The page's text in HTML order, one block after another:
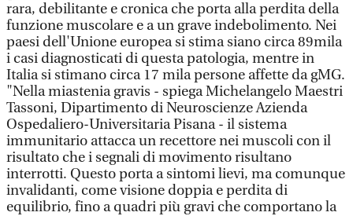
rara, debilitante e cronica che porta alla perdita della
funzione muscolare e a un grave indebolimento. Nei
paesi dell'Unione europea si stima siano circa 89mila
i casi diagnosticati di questa patologia, mentre in
Italia si stimano circa 17 mila persone affette da gMG.
"Nella miastenia gravis - spiega Michelangelo Maestri
Tassoni, Dipartimento di Neuroscienze Azienda
Ospedaliero-Universitaria Pisana - il sistema
immunitario attacca un recettore nei muscoli con il
risultato che i segnali di movimento risultano
interrotti. Questo porta a sintomi lievi, ma comunque
invalidanti, come visione doppia e perdita di
equilibrio, fino a quadri più gravi che comportano la